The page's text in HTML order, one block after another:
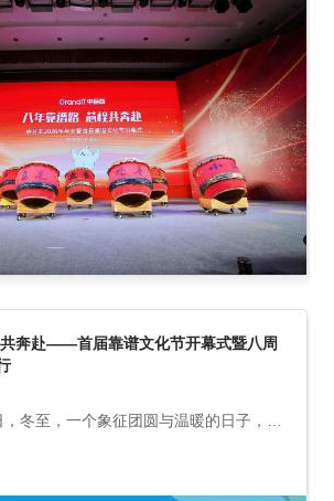
冬至，一个象征团圆与温暖的日子，中
节开幕式暨八周年庆活动在巨化工人文